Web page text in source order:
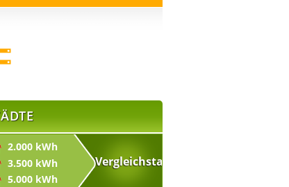
2.000 kWh
3.500 kWh
5.000 kWh